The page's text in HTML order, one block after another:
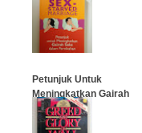
Petunjuk Untuk
Meningkatkan Gairah
Seks dalam
Pernikahan